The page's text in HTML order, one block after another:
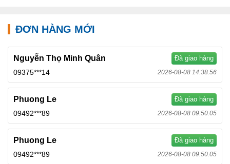
ĐƠN HÀNG MỚI
Nguyễn Thọ Minh Quân Đã giao hàng
09375***14 2026-08-08 14:38:56
Phuong Le Đã giao hàng
09492***89 2026-08-08 09:50:05
Phuong Le Đã giao hàng
09492***89 2026-08-08 09:50:05